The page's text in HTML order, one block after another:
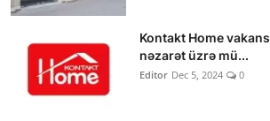
Kontakt Home
nəzarət üzrə mü...
Editor Dec 5, 2024 0